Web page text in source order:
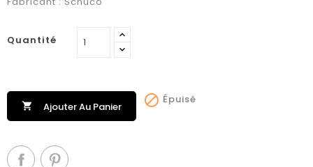
Quantité
 Ajouter Au Panier  Épuisé